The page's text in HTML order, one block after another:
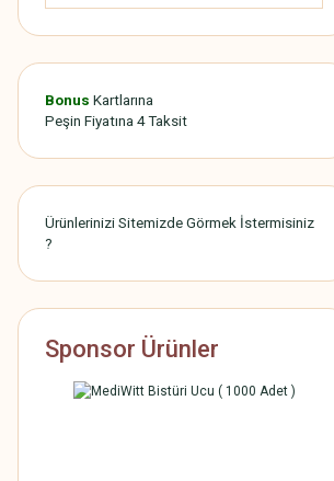
Bonus Kartlarına
Peşin Fiyatına 4 Taksit
Ürünlerinizi Sitemizde Görmek İstermisiniz
?
Sponsor Ürünler